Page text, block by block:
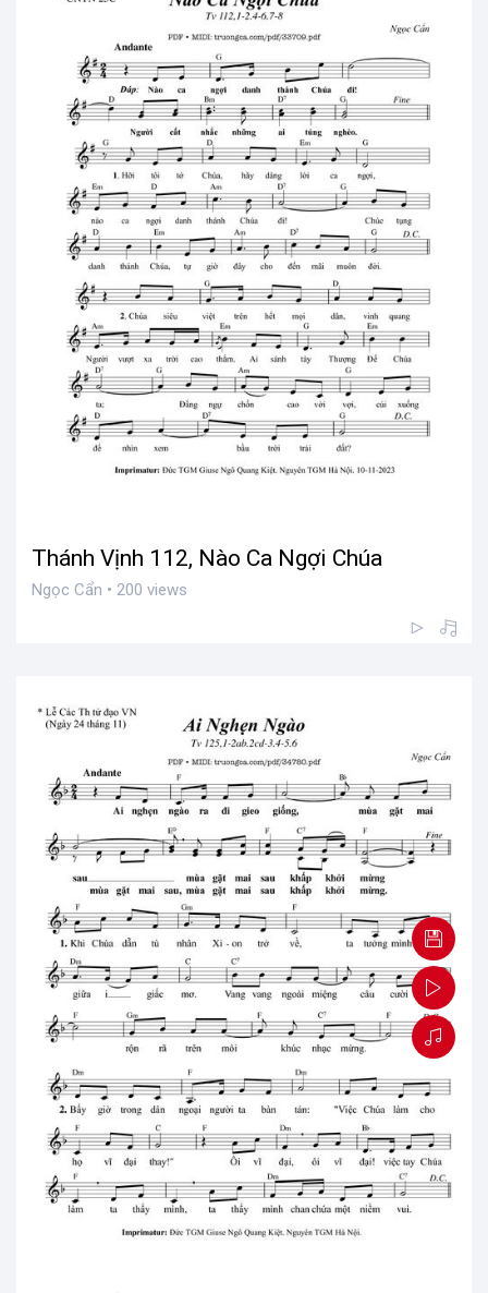
Thánh Vịnh 112, Nào Ca Ngợi Chúa
Ngọc Cẩn • 200 views